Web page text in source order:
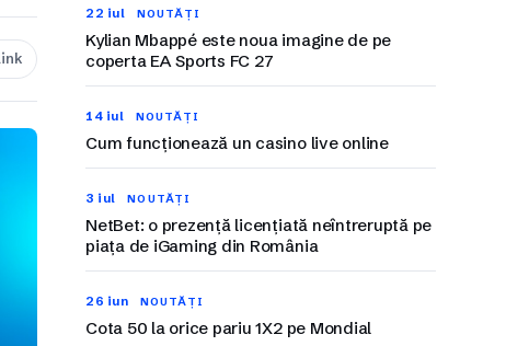
22 iul NOUTĂȚI
Kylian Mbappé este noua imagine de pe
coperta EA Sports FC 27
14 iul NOUTĂȚI
Cum funcționează un casino live online
3 iul NOUTĂȚI
NetBet: o prezență licențiată neîntreruptă pe
piața de iGaming din România
26 iun NOUTĂȚI
Cota 50 la orice pariu 1X2 pe Mondial